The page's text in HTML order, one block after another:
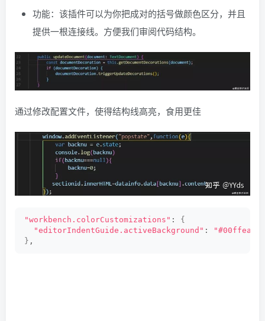
功能：该插件可以为你把成对的括号做颜色区分，并且
提供一根连接线。方便我们审阅代码结构。
通过修改配置文件，使得结构线高亮，食用更佳
"workbench.colorCustomizations" : {
"editorIndentGuide.activeBackground" :
"#00ffea"
} ,